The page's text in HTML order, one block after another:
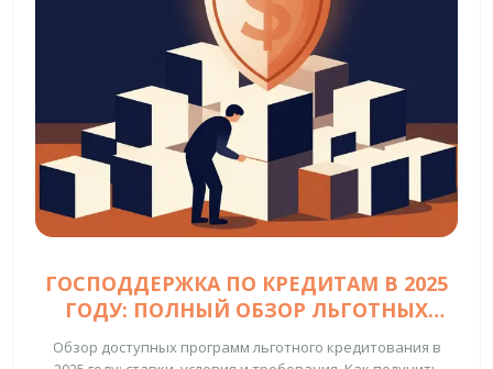
ГОСПОДДЕРЖКА ПО КРЕДИТАМ В 2025
ГОДУ: ПОЛНЫЙ ОБЗОР ЛЬГОТНЫХ
Обзор доступных программ льготного кредитования в